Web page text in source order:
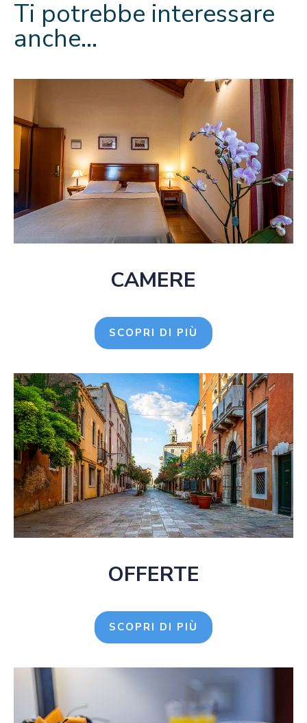
Ti potrebbe interessare
anche…
CAMERE
SCOPRI DI PIÙ
OFFERTE
SCOPRI DI PIÙ